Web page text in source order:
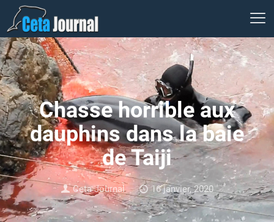
Chasse horrible aux
dauphins dans la baie
de Taiji
Ceta Journal 16 janvier, 2020